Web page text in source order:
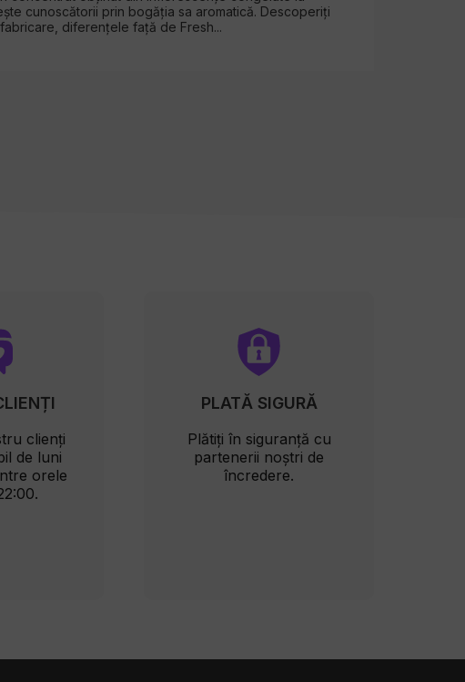
cunoscătorii prin bogăția sa aromatică. Descoperiți
diferențele față de Fresh...
clienți
de luni
orele
PLATĂ SIGURĂ
Plătiți în siguranță cu
partenerii noștri de
încredere.